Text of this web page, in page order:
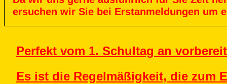
ersuchen wir Sie bei Erstanmeldungen um
Perfekt vom 1. Schultag an
Es ist die Regelmäßigkeit, die zum